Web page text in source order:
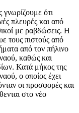
ότι
πλευρές και από
με ραβδώσεις. Η
τους πιστούς από
από τον πήλινο
καθώς και
Κατά μήκος της
ο οποίος έχει
οι προσφορές και
στο νέο